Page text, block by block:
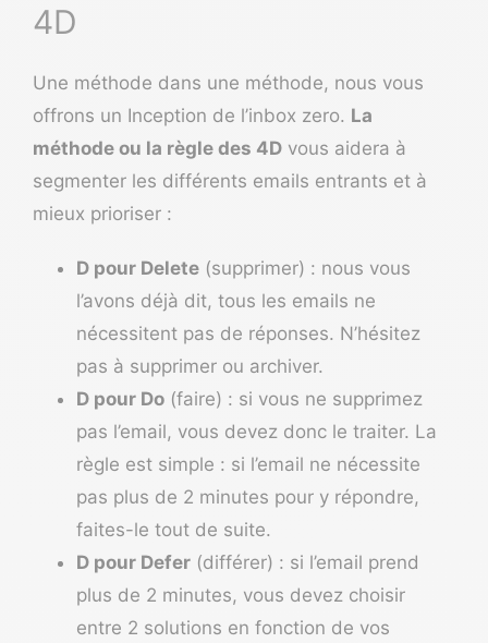
4D
Une méthode dans une méthode, nous vous
offrons un Inception de l’inbox zero. La
méthode ou la règle des 4D vous aidera à
segmenter les différents emails entrants et à
mieux prioriser :
D pour Delete (supprimer) : nous vous
l’avons déjà dit, tous les emails ne
nécessitent pas de réponses. N’hésitez
pas à supprimer ou archiver.
D pour Do (faire) : si vous ne supprimez
pas l’email, vous devez donc le traiter. La
règle est simple : si l’email ne nécessite
pas plus de 2 minutes pour y répondre,
faites-le tout de suite.
D pour Defer (différer) : si l’email prend
plus de 2 minutes, vous devez choisir
entre 2 solutions en fonction de vos